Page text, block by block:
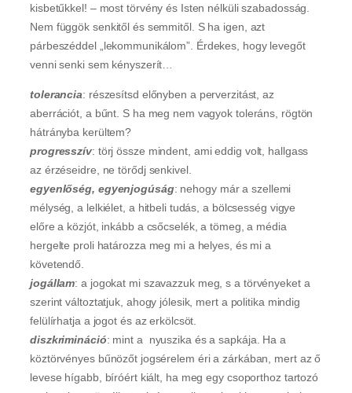
kisbetűkkel! – most törvény és Isten nélküli szabadosság.
Nem függök senkitől és semmitől. S ha igen, azt
párbeszéddel „lekommunikálom”. Érdekes, hogy levegőt
venni senki sem kényszerít…
tolerancia: részesítsd előnyben a perverzitást, az
aberrációt, a bűnt. S ha meg nem vagyok toleráns, rögtön
hátrányba kerültem?
progresszív: törj össze mindent, ami eddig volt, hallgass
az érzéseidre, ne törődj senkivel.
egyenlőség, egyenjogúság: nehogy már a szellemi
mélység, a lelkiélet, a hitbeli tudás, a bölcsesség vigye
előre a közjót, inkább a csőcselék, a tömeg, a média
hergelte proli határozza meg mi a helyes, és mi a
követendő.
jogállam: a jogokat mi szavazzuk meg, s a törvényeket a
szerint változtatjuk, ahogy jólesik, mert a politika mindig
felülírhatja a jogot és az erkölcsöt.
diszkrimináció: mint a nyuszika és a sapkája. Ha a
köztörvényes bűnözőt jogsérelem éri a zárkában, mert az ő
levese hígabb, bíróért kiált, ha meg egy csoporthoz tartozó